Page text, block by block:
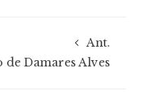
Ant.
Damares Alves